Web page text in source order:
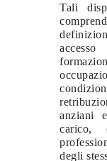
Tali
anziani
carico,
degli